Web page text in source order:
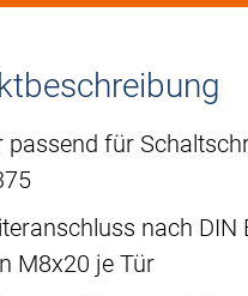
passend für
nach DIN
M8x20 je Tür